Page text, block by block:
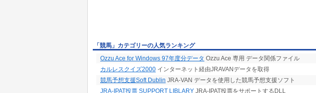
「競馬」カテゴリーの人気ランキング
Ozzu Ace for Windows 97年度分データ Ozzu Ace 専用 データ関係ファイル
カルレスクイズ2000 インターネット経由JRAVANデータを取得
競馬予想支援Soft Dublin JRA-VAN データを使用した競馬予想支援ソフト
JRA-IPAT投票 SUPPORT LIBLARY JRA-IPAT投票をサポートするDLL